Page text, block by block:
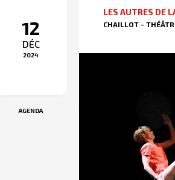
12
DÉC
2024
AGENDA
LES AUTRES DE
CHAILLOT -